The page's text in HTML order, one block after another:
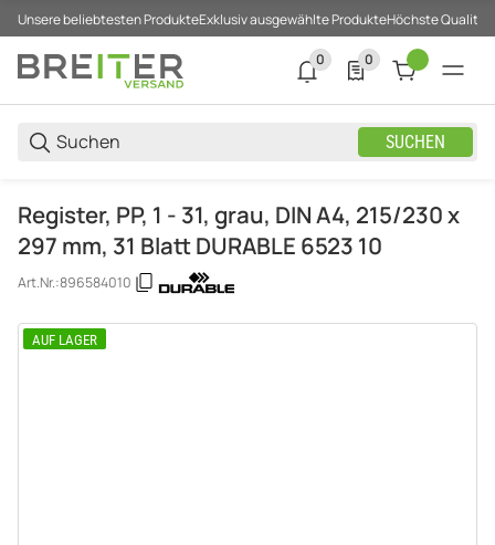
Unsere beliebtesten ProdukteExklusiv ausgewählte ProdukteHöchste Qualität
SUCHEN
0
0 neue Notifizierungen
0
0 Produkte in der
Register, PP, 1 - 31, grau, DIN A4, 215/230 x
297 mm, 31 Blatt DURABLE 6523 10
Art.Nr.:896584010
AUF LAGER